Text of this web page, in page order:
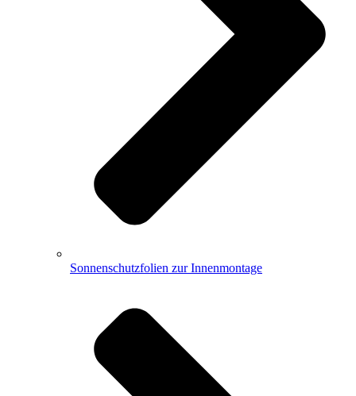
Sonnenschutzfolien zur Innenmontage